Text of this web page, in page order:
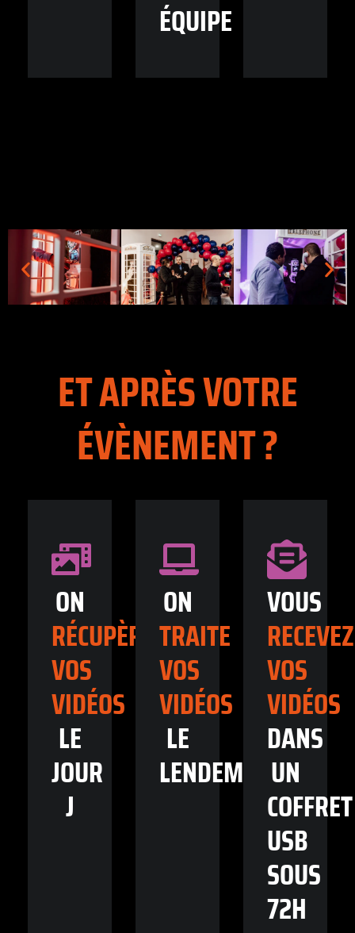
ÉQUIPE
ET APRÈS VOTRE
ÉVÈNEMENT ?
ON
RÉCUPÈRE
VOS
VIDÉOS
LE
JOUR
J
ON
TRAITE
VOS
VIDÉOS
LE
LENDEMAIN
VOUS
RECEVEZ
VOS
VIDÉOS
DANS
UN
COFFRET
USB
SOUS
72H